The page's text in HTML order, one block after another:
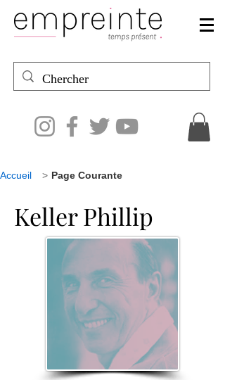
Accueil > Page Courante
Keller Phillip